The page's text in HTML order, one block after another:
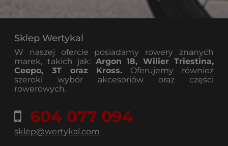
Sklep Wertykal
W naszej ofercie posiadamy rowery znanych
marek, takich jak: Argon 18, Wilier Triestina,
Ceepo, 3T oraz Kross. Oferujemy również
szeroki wybór akcesoriów oraz części
rowerowych.
604 077 094
sklep@wertykal.com